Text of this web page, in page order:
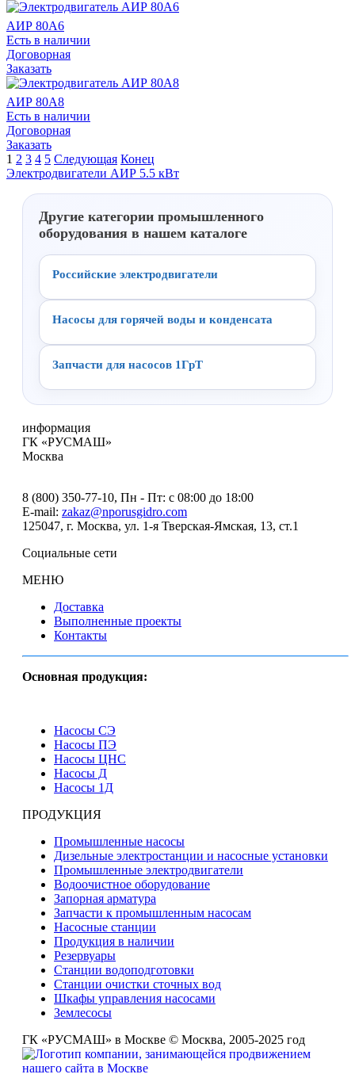
АИР 80А6
Есть в наличии
Договорная
Заказать
АИР 80А8
Есть в наличии
Договорная
Заказать
1 2 3 4 5 Следующая Конец
Электродвигатели АИР 5.5 кВт
Другие категории промышленного
оборудования в нашем каталоге
Российские электродвигатели
Насосы для горячей воды и конденсата
Запчасти для насосов 1ГрТ
информация
ГК «РУСМАШ»
Москва
8 (800) 350-77-10, Пн - Пт: с 08:00 до 18:00
E-mail: zakaz@nporusgidro.com
125047, г. Москва, ул. 1-я Тверская-Ямская, 13, ст.1
Социальные сети
МЕНЮ
Доставка
Выполненные проекты
Контакты
Основная продукция:
Насосы СЭ
Насосы ПЭ
Насосы ЦНС
Насосы Д
Насосы 1Д
ПРОДУКЦИЯ
Промышленные насосы
Дизельные электростанции и насосные установки
Промышленные электродвигатели
Водоочистное оборудование
Запорная арматура
Запчасти к промышленным насосам
Насосные станции
Продукция в наличии
Резервуары
Станции водоподготовки
Станции очистки сточных вод
Шкафы управления насосами
Землесосы
ГК «РУСМАШ» в Москве © Москва, 2005-2025 год